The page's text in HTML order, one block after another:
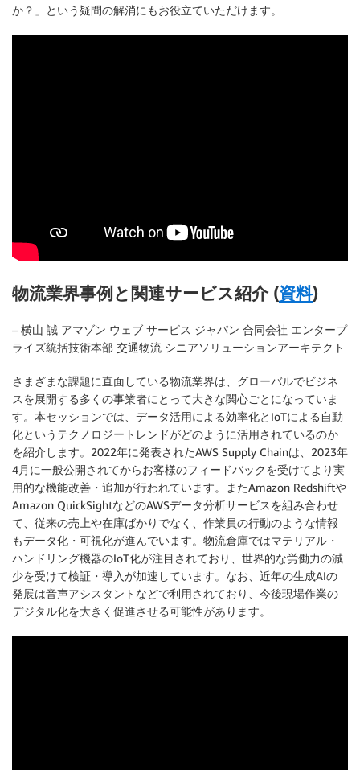
か？」という疑問の解消にもお役立ていただけます。
物流業界事例と関連サービス紹介 (資料)
– 横山 誠 アマゾン ウェブ サービス ジャパン 合同会社 エンタープ
ライズ統括技術本部 交通物流 シニアソリューションアーキテクト
さまざまな課題に直面している物流業界は、グローバルでビジネ
スを展開する多くの事業者にとって大きな関心ごとになっていま
す。本セッションでは、データ活用による効率化とIoTによる自動
化というテクノロジートレンドがどのように活用されているのか
を紹介します。2022年に発表されたAWS Supply Chainは、2023年
4月に一般公開されてからお客様のフィードバックを受けてより実
用的な機能改善・追加が行われています。またAmazon Redshiftや
Amazon QuickSightなどのAWSデータ分析サービスを組み合わせ
て、従来の売上や在庫ばかりでなく、作業員の行動のような情報
もデータ化・可視化が進んでいます。物流倉庫ではマテリアル・
ハンドリング機器のIoT化が注目されており、世界的な労働力の減
少を受けて検証・導入が加速しています。なお、近年の生成AIの
発展は音声アシスタントなどで利用されており、今後現場作業の
デジタル化を大きく促進させる可能性があります。